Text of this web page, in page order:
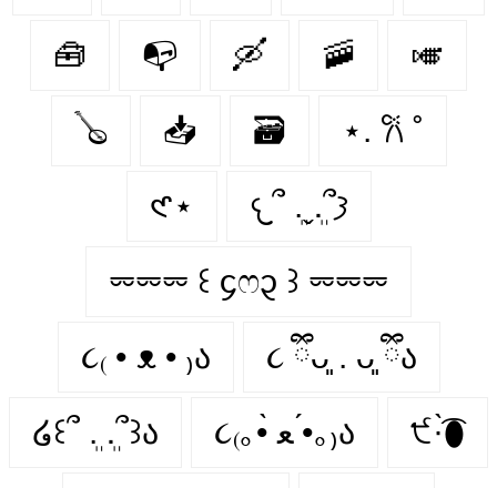
🧰 📭 🛶 🚠 🎺
🪕 📥 🗃 ⋆. 𐙚 ˚
𑣲⋆ 𐔌՞ ܸ.ˬ.ܸ՞𐦯
⏔⏔⏔ ꒰ ᧔ෆ᧓ ꒱ ⏔⏔⏔
૮₍ • ᴥ • ₎ა ૮ ྀིᴗ͈ . ᴗ͈ ྀིა
໒꒰՞ ܸ. .ܸ՞꒱ა ૮₍｡•̀ ﻌ •́｡₎ა ੯·̀͡⬮